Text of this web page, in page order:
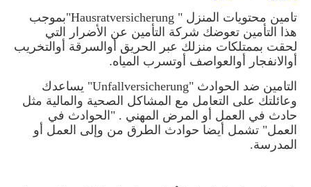
تامين محتويات المنزل " "Hausratversicherungبموجب
هذا التأمين تعوضك شركة التأمين عن الأضرار التي
لحقت بممتلكات منزلك عبر الحريق أوالسرقة أوالتخريب
أوالانفجار أوالعواصف أوتسرب المياه.
التامين ضد الحوادث "Unfallversicherung" يساعدك
وعائلتك على التعامل مع المشاكل الصحية والمالية مثل
حادث في العمل أو المرض المهني . "الحوادث في
العمل" تشمل أيضا حوادث الطرق من وإلى العمل أو
المدرسة.